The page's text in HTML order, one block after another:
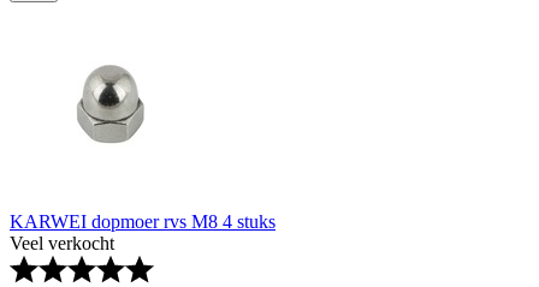
KARWEI dopmoer rvs M8 4 stuks
Veel verkocht